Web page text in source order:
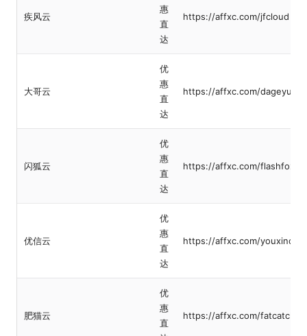
疾风云
惠
直
达
https://affxc.com/jfcloud
大哥云
优
惠
直
达
https://affxc.com/dageyun
闪狐云
优
惠
直
达
https://affxc.com/flashfox
优信云
优
惠
直
达
https://affxc.com/
肥猫云
优
惠
直
https://affxc.com/